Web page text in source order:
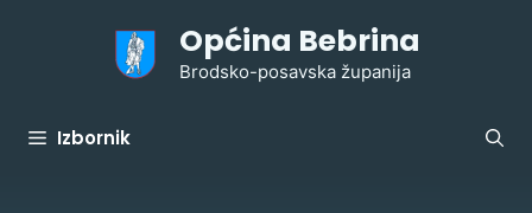
Općina Bebrina
Brodsko-posavska županija
Izbornik